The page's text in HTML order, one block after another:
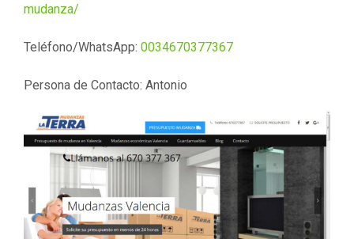
mudanza/
Teléfono/WhatsApp: 0034670377367
Persona de Contacto: Antonio